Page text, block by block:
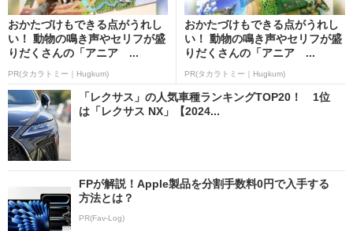
おかたづけもできる点がうれし
い！ 動物の鳴き声やセリフが盛
りだくさんの「アニア ...
PR(タカラトミー｜Hugkum)
おかたづけもできる点がうれし
い！ 動物の鳴き声やセリフが盛
りだくさんの「アニア ...
PR(タカラトミー｜Hugkum)
「レクサス」の人気車種ランキングTOP20！ 1位
は「レクサス NX」【2024...
FPが解説！Apple製品を分割手数料0円で入手する
方法とは？
PR(Fav-Log)